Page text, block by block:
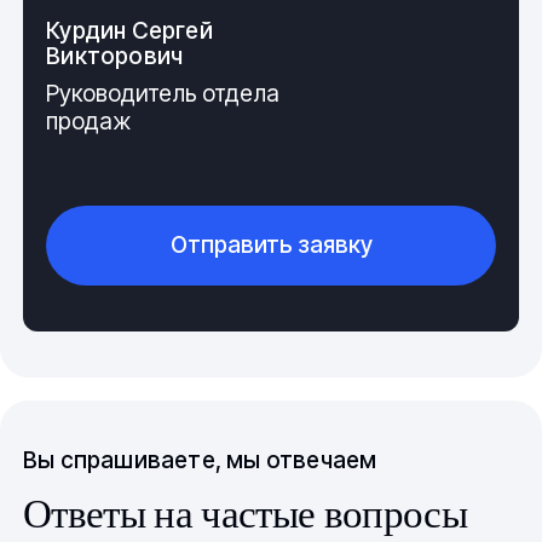
Курдин Сергей
Викторович
Руководитель отдела
продаж
Отправить заявку
Вы спрашиваете, мы отвечаем
Ответы на частые вопросы